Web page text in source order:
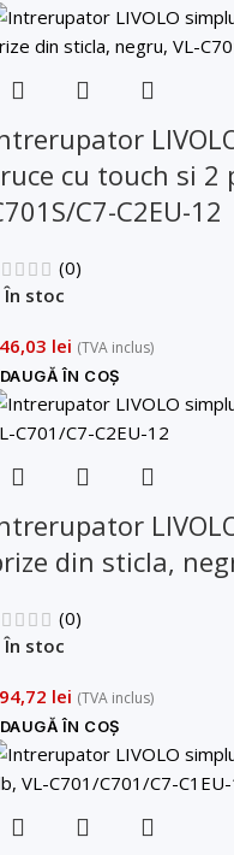
cu touch si 2
C7-C2EU-12
(0)
În stoc
lei (TVA inclus)
ÎN COȘ
din sticla,
(0)
În stoc
lei (TVA inclus)
ÎN COȘ